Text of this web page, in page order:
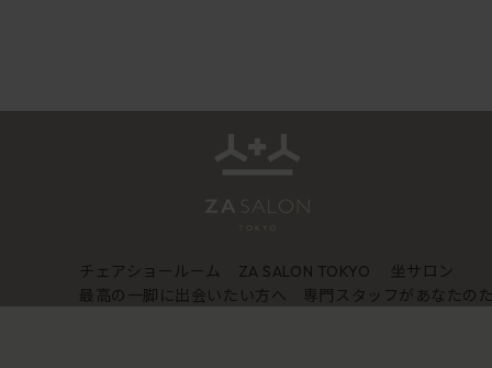
チェアショールーム ZA SALON TOKYO
坐サロン
最高の一脚に出会いたい方へ 専門スタッフがあなたの